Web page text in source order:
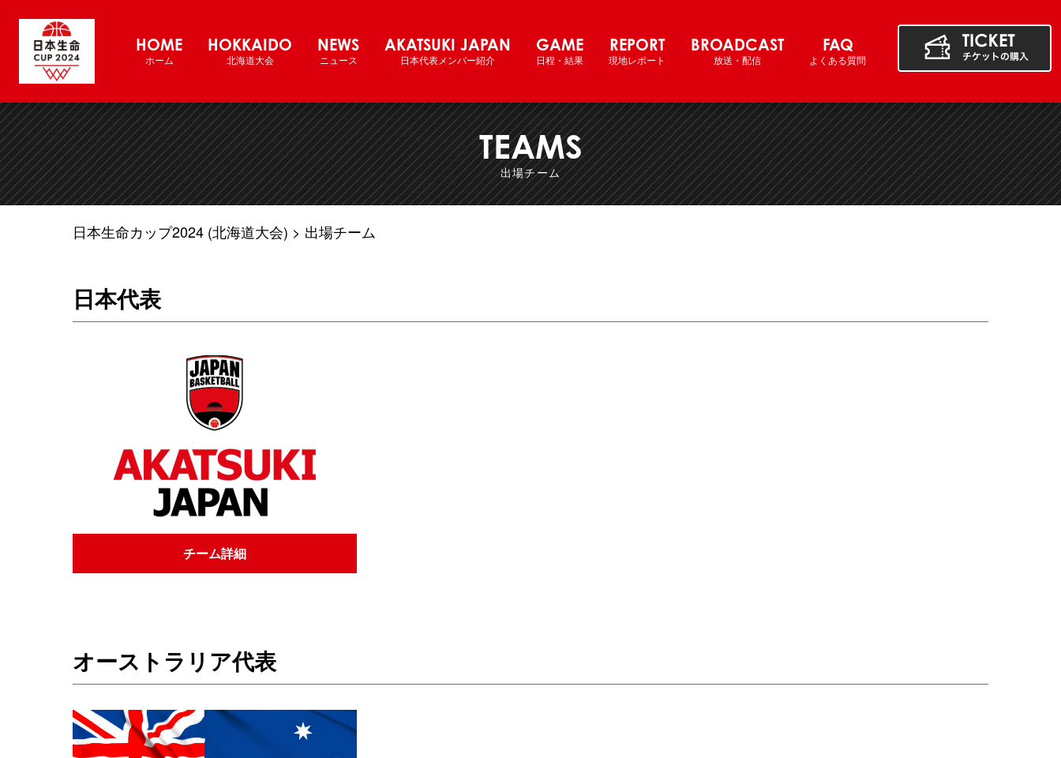
HOME
ホーム
HOKKAIDO
北海道大会
NEWS
ニュース
AKATSUKI JAPAN
日本代表メンバー紹介
GAME
日程・結果
REPORT
現地レポート
BROADCAST
放送・配信
FAQ
よくある質問
TEAMS
出場チーム
日本生命カップ2024 (北海道大会) 出場チーム
日本代表
チーム詳細
オーストラリア代表